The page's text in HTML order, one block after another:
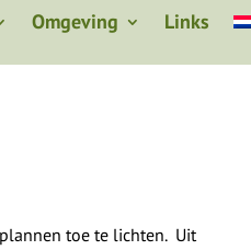
Omgeving Links
toe te lichten. Uit